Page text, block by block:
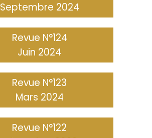
Septembre 2024
Revue N°124
Juin 2024
Revue N°123
Mars 2024
Revue N°122